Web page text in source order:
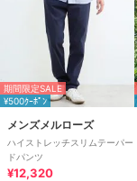
期間限定SALE
¥500ｸｰﾎﾟﾝ
メンズメルローズ
ハイストレッチスリムテーパー
ドパンツ
¥12,320